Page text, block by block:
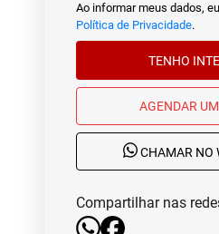
Ao informar meus dados,
Política de Privacidade.
CHAMAR NO
Compartilhar nas